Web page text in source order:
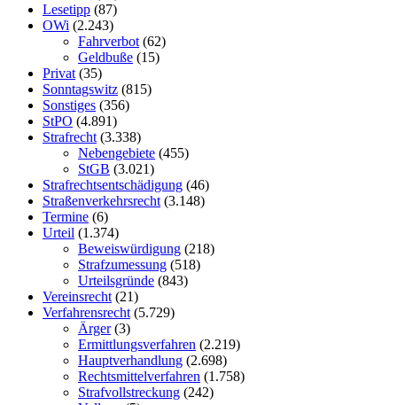
Lesetipp (87)
OWi (2.243)
Fahrverbot (62)
Geldbuße (15)
Privat (35)
Sonntagswitz (815)
Sonstiges (356)
StPO (4.891)
Strafrecht (3.338)
Nebengebiete (455)
StGB (3.021)
Strafrechtsentschädigung (46)
Straßenverkehrsrecht (3.148)
Termine (6)
Urteil (1.374)
Beweiswürdigung (218)
Strafzumessung (518)
Urteilsgründe (843)
Vereinsrecht (21)
Verfahrensrecht (5.729)
Ärger(3)
Ermittlungsverfahren (2.219)
Hauptverhandlung (2.698)
Rechtsmittelverfahren (1.758)
Strafvollstreckung (242)